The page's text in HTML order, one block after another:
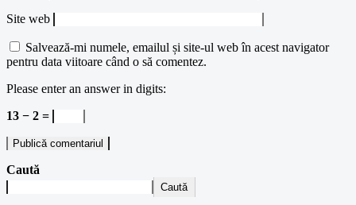
Site web
Salvează-mi numele, emailul și site-ul web în acest navigator
pentru data viitoare când o să comentez.
Please enter an answer in digits:
13 − 2 =
Caută
Caută